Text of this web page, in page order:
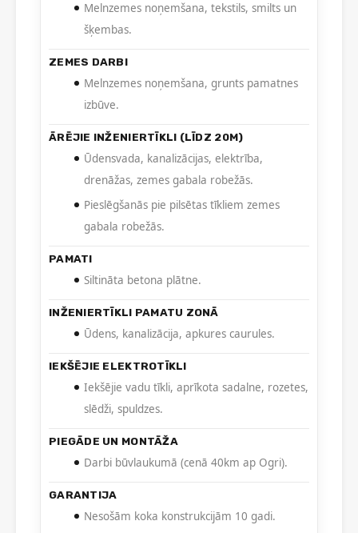
Melnzemes noņemšana, tekstils, smilts un
šķembas.
ZEMES DARBI
Melnzemes noņemšana, grunts pamatnes
izbūve.
ĀRĒJIE INŽENIERTĪKLI (LĪDZ 20M)
Ūdensvada, kanalizācijas, elektrība,
drenāžas, zemes gabala robežās.
Pieslēgšanās pie pilsētas tīkliem zemes
gabala robežās.
PAMATI
Siltināta betona plātne.
INŽENIERTĪKLI PAMATU ZONĀ
Ūdens, kanalizācija, apkures caurules.
IEKŠĒJIE ELEKTROTĪKLI
Iekšējie vadu tīkli, aprīkota sadalne, rozetes,
slēdži, spuldzes.
PIEGĀDE UN MONTĀŽA
Darbi būvlaukumā (cenā 40km ap Ogri).
GARANTIJA
Nesošām koka konstrukcijām 10 gadi.